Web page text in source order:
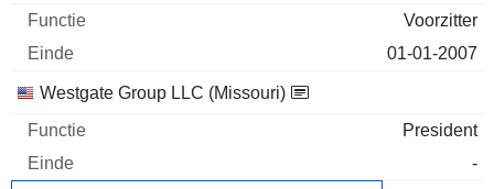
Voorzitter
01-01-2007
Westgate Group LLC (Missouri)
President
-